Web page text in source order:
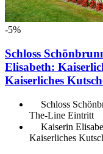
-5%
Schloss
Elisabeth:
Kaiserliches
Schloss
The-Line Eintritt
Kaiserin
Kaiserliches